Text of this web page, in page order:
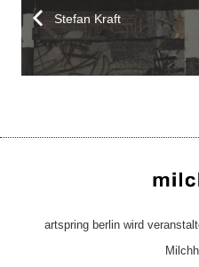
Stefan Kraft
artspring berlin wird